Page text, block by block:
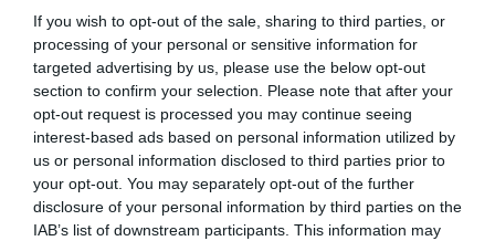
If you wish to opt-out of the sale, sharing to third parties, or
processing of your personal or sensitive information for
targeted advertising by us, please use the below opt-out
section to confirm your selection. Please note that after your
opt-out request is processed you may continue seeing
interest-based ads based on personal information utilized by
us or personal information disclosed to third parties prior to
your opt-out. You may separately opt-out of the further
disclosure of your personal information by third parties on the
IAB’s list of downstream participants. This information may
Földközi-tenger szigetei, köztük
Mallorca
és Ibiza,
valamint a Kanári-szigetek, amelyek egész évben
vonzzák az utazókat. A legtöbb látogató az Egyesült
Királyságból érkezett, mintegy 19 millió fő, míg
Franciaországból és Németországból 12-13 millió
turista utazott Spanyolországba.